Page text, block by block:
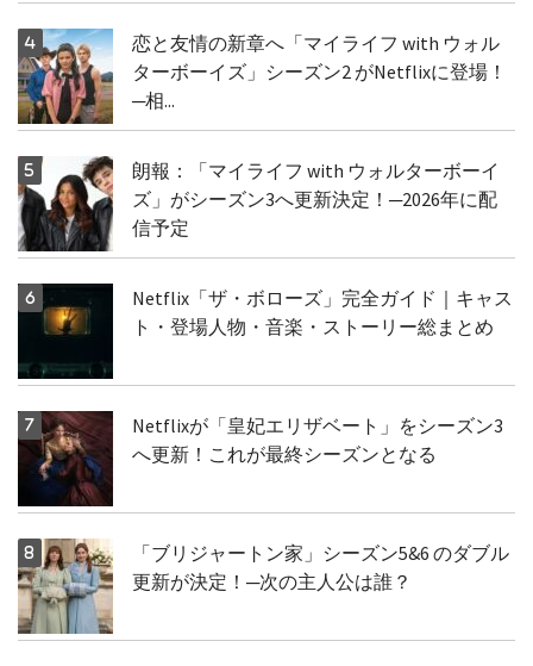
恋と友情の新章へ「マイライフ with ウォル
ターボーイズ」シーズン2 がNetflixに登場！
─相...
朗報：「マイライフ with ウォルターボーイ
ズ」がシーズン3へ更新決定！─2026年に配
信予定
Netflix「ザ・ボローズ」完全ガイド｜キャス
ト・登場人物・音楽・ストーリー総まとめ
Netflixが「皇妃エリザベート」をシーズン3
へ更新！これが最終シーズンとなる
「ブリジャートン家」シーズン5&6 のダブル
更新が決定！─次の主人公は誰？